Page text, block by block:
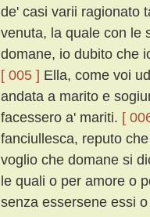
de' casi varii ragionato
venuta, la quale con le
domane, io dubito che
[ 005 ] Ella, come voi
andata a marito e
facessero a' mariti. [
fanciullesca, reputo
voglio che domane si
le quali o per amore o
senza essersene essi